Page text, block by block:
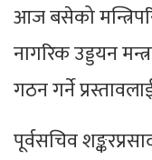
आज बसेको
नागरिक उड्डयन
गठन गर्ने
पूर्वसचिव